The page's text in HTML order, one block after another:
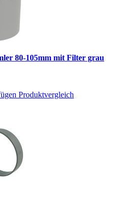
80-105mm mit Filter grau
Produktvergleich